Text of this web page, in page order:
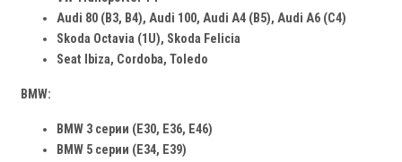
Audi 80 (B3, B4), Audi 100, Audi A4 (B5), Audi A6 (C4)
Skoda Octavia (1U), Skoda Felicia
Seat Ibiza, Cordoba, Toledo
BMW:
BMW 3 серии (E30, E36, E46)
BMW 5 серии (E34, E39)